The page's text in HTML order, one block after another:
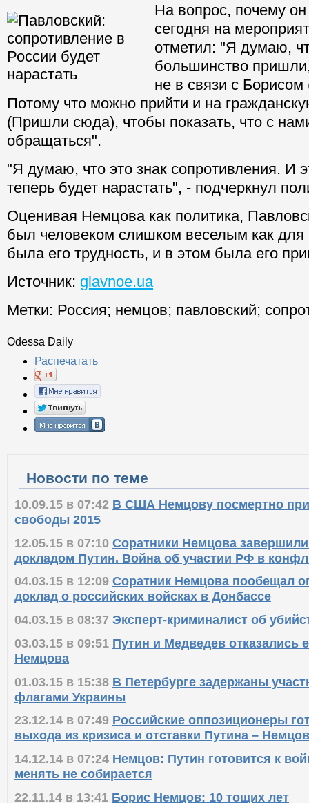
На вопрос, почему он
сегодня на
отметил: "Я думаю,
большинство
не в связи с
Потому что можно прийти и на
(Пришли сюда), чтобы показать, что с
обращаться".
"Я думаю, что это знак сопротивления. И
теперь будет нарастать", - подчеркнул
Оценивая Немцова как политика,
был человеком слишком веселым как для
была его трудность, и в этом была его
Источник: glavnoe.ua
Метки: Россия; немцов; павловский;
Odessa Daily
Распечатать
Новости по теме
10.09.15 в 07:42 В США Немцову посмертно
свободы 2015
12.05.15 в 07:10 Соратники Немцова
докладом Путин. Война об участии РФ в
04.03.15 в 12:09 Соратник Немцова пообещал
доклад о российских войсках в Донбассе
04.03.15 в 08:37 Эксперт-криминалист об
03.03.15 в 09:51 Путин и Медведев отказались
Немцова
01.03.15 в 15:38 В Петербурге задержаны
флагами Украины
23.12.14 в 07:49 Российские оппозиционеры
выхода из кризиса и отставки Путина – Немцов
14.12.14 в 07:24 Немцов: Путин готовится к
менять не собирается
22.11.14 в 13:41 Борис Немцов: 10 тощих лет